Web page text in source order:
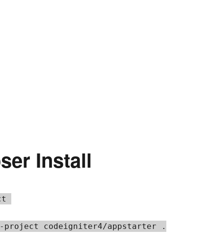
Install
project codeigniter4/appstarter .